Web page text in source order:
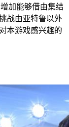
加能够借由集结
战由亚特鲁以外
本游戏感兴趣的